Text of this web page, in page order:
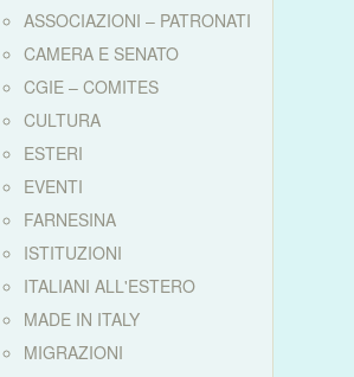
ASSOCIAZIONI – PATRONATI
CAMERA E SENATO
CGIE – COMITES
CULTURA
ESTERI
EVENTI
FARNESINA
ISTITUZIONI
ITALIANI ALL'ESTERO
MADE IN ITALY
MIGRAZIONI